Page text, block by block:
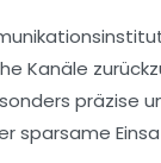
Kanäle
präzise
sparsame